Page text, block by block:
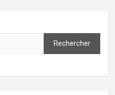
Rechercher